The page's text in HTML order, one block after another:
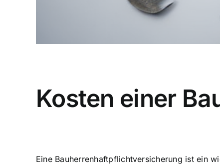
Kosten einer
Eine Bauherrenhaftpflichtversicherung ist ein